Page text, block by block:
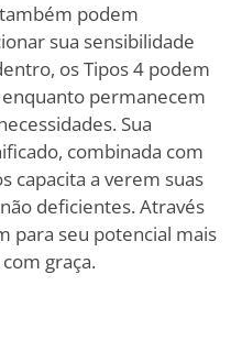
podem
sua sensibilidade
os Tipos 4 podem
permanecem
Sua
combinada com
capacita a verem suas
deficientes. Através
para seu potencial mais
graça.